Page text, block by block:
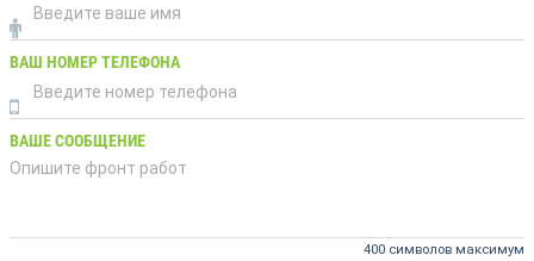
ВАШ НОМЕР ТЕЛЕФОНА
ВАШЕ СООБЩЕНИЕ
400 символов максимум